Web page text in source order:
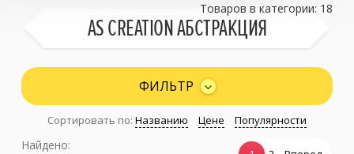
Избранное:0 товаров
Каталог
AS CREATION АБСТРАКЦИЯ
Товаров в категории: 18
ФИЛЬТР
Сортировать по: Названию Цене Популярности
Найдено: